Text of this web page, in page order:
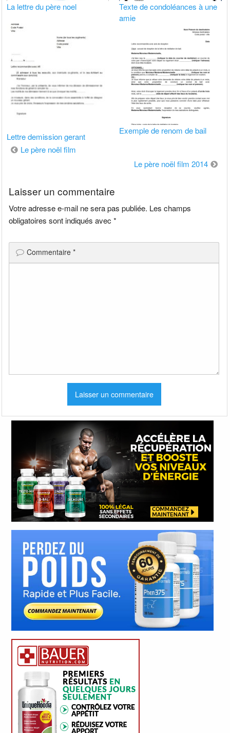
La lettre du père noel
Texte de condoléances à une
amie
Lettre demission gerant
Exemple de renom de bail
Navigation
Le père noël film
Le père noël film 2014
Laisser un commentaire
Votre adresse e-mail ne sera pas publiée. Les champs
obligatoires sont indiqués avec*
Commentaire*